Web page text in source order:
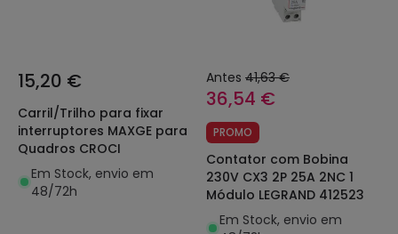
15,20 €
Carril/Trilho para fixar
interruptores MAXGE para
Quadros CROCI
Em Stock, envio em
48/72h
Antes 41,63 €
36,54 €
PROMO
Contator com Bobina
230V CX3 2P 25A 2NC 1
Módulo LEGRAND 412523
Em Stock, envio em